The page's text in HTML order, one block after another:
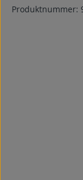
Produktnummer: